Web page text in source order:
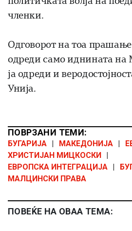
членки.
Одговорот на тоа
одреди само иднината на
ја одреди и
Унија.
ПОВРЗАНИ ТЕМИ:
БУГАРИЈА МАКЕДОНИЈА
ХРИСТИЈАН МИЦКОСКИ
ЕВРОПСКА ИНТЕГРАЦИЈА
МАЛЦИНСКИ ПРАВА
ПОВЕЌЕ НА ОВАА ТЕМА: